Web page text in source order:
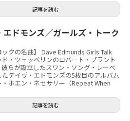
記事を読む
エドモンズ／ガールズ・トーク
ックの名曲】 Dave Edmunds Girls Talk
ド・ツェッペリンのロバート・プラント
彼らが設立したスワン・ソング・レーベ
たデイヴ・エドモンズの5枚目のアルバム
・ホエン・ネセサリー（Repeat When
記事を読む